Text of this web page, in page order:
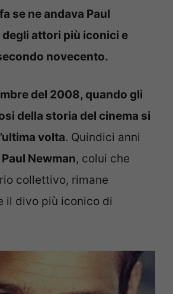
se ne andava Paul
degli attori più iconici e
novecento.
del 2008, quando gli
della storia del cinema si
volta. Quindici anni
Paul Newman, colui che
collettivo, rimane
il divo più iconico di